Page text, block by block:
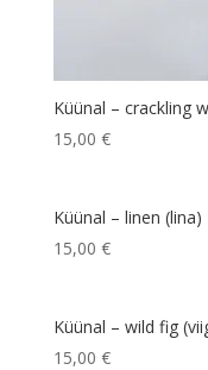
Küünal – crackling
15,00 €
Küünal – linen (lina)
15,00 €
Küünal – wild fig
15,00 €